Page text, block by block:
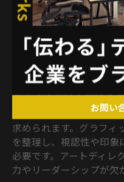
職種選びで迷った場合
合った職種を見つける
持しやすくなります。
デザイン会社で活躍す
デザイン会社で活躍す
求められます。グラフィ
を整理し、視認性や印
必要です。アートディレ
力やリーダーシップが欠
お問い
お問い